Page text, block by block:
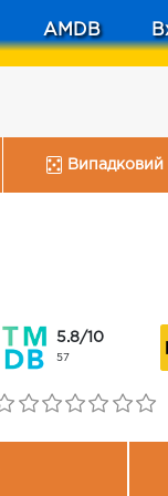
AMDB
Випадковий
5.8/10
57